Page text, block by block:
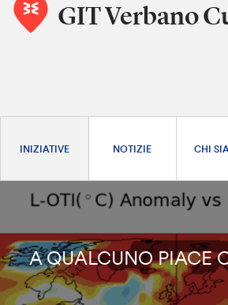
GIT Verbano
INIZIATIVE NOTIZIE CHI
A QUALCUNO PIACE